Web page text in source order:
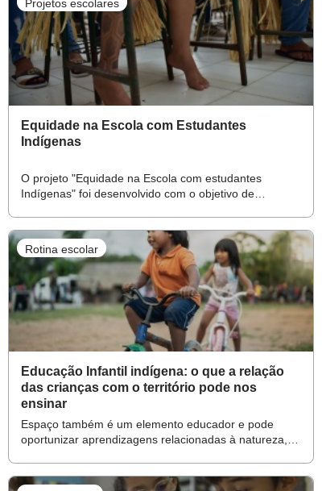
Projetos escolares
Equidade na Escola com Estudantes
Indígenas
O projeto "Equidade na Escola com estudantes
Indígenas" foi desenvolvido com o objetivo de
ambiente escolar mais inclusivo e acolhedor.
Rotina escolar
Educação Infantil indígena: o que a relação
das crianças com o território pode nos
ensinar
Espaço também é um elemento educador e pode
oportunizar aprendizagens relacionadas à natureza, à